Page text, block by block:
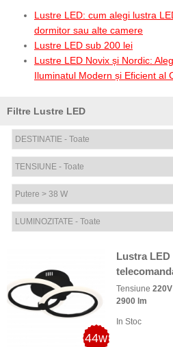
Lustre LED: cum alegi lustra
dormitor sau alte camere
Lustre LED sub 200 lei
Lustre LED Novix și Nordic:
Iluminatul Modern și Eficient al
Filtre Lustre LED
44w
Lustra
Tensiune 220V
2900 lm
In Stoc